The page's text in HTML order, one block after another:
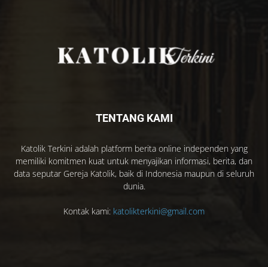
TENTANG KAMI
Katolik Terkini adalah platform berita online independen yang
memiliki komitmen kuat untuk menyajikan informasi, berita, dan
data seputar Gereja Katolik, baik di Indonesia maupun di seluruh
dunia.
Kontak kami: katolikterkini@gmail.com